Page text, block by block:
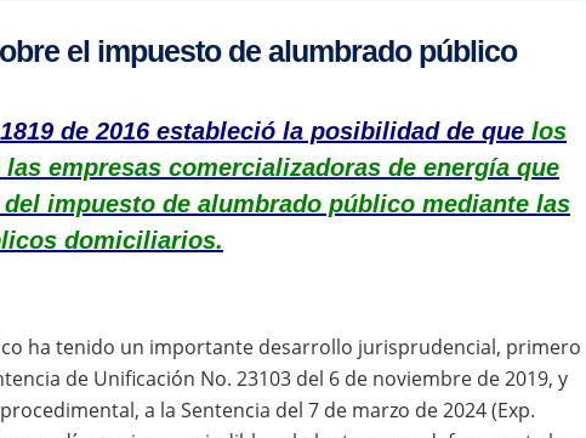
el impuesto de alumbrado público
de 2016 estableció la posibilidad de que los
empresas comercializadoras de energía que
impuesto de alumbrado público mediante las
domiciliarios.
ha tenido un importante desarrollo jurisprudencial, primero
de Unificación No. 23103 del 6 de noviembre de 2019, y
a la Sentencia del 7 de marzo de 2024 (Exp.